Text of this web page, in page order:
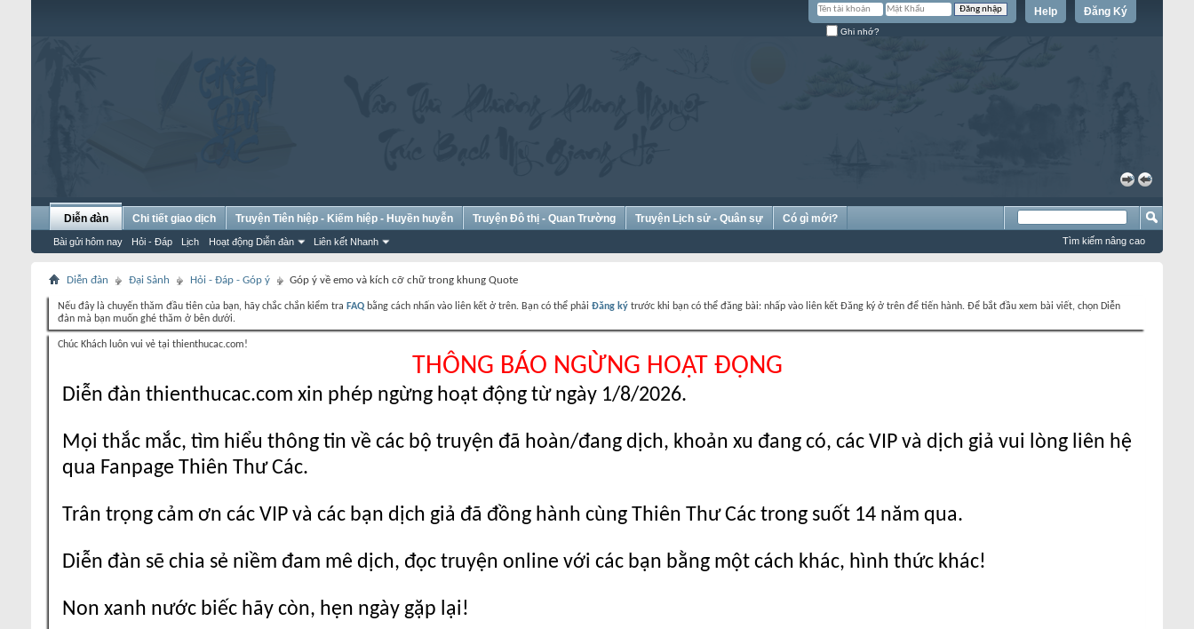
Đăng Ký
Help
Ghi nhớ?
«
»
Diễn đàn
Bài gửi hôm nay Hỏi - Đáp Lịch Hoạt động Diễn đàn Liên kết Nhanh
Chi tiết giao dịch Truyện Tiên hiệp - Kiếm hiệp - Huyền huyễn Truyện Đô thị - Quan Trường Truyện Lịch sử - Quân sự Có gì mới?
Tìm kiếm nâng cao
Diễn đàn Đại Sảnh Hỏi - Đáp - Góp ý Góp ý về emo và kích cỡ chữ trong khung Quote
Nếu đây là chuyến thăm đầu tiên của bạn, hãy chắc chắn kiểm tra FAQ bằng cách nhấn vào liên kết ở trên. Bạn có thể phải Đăng ký trước khi bạn có thể đăng bài: nhấp vào liên kết Đăng ký ở trên để tiến hành. Để bắt đầu xem bài viết, chọn Diễn
đàn mà bạn muốn ghé thăm ở bên dưới.
Chúc Khách luôn vui vẻ tại thienthucac.com!
THÔNG BÁO NGỪNG HOẠT ĐỘNG
Diễn đàn thienthucac.com xin phép ngừng hoạt động từ ngày 1/8/2026.
Mọi thắc mắc, tìm hiểu thông tin về các bộ truyện đã hoàn/đang dịch, khoản xu đang có, các VIP và dịch giả vui lòng liên hệ
qua Fanpage Thiên Thư Các.
Trân trọng cảm ơn các VIP và các bạn dịch giả đã đồng hành cùng Thiên Thư Các trong suốt 14 năm qua.
Diễn đàn sẽ chia sẻ niềm đam mê dịch, đọc truyện online với các bạn bằng một cách khác, hình thức khác!
Non xanh nước biếc hãy còn, hẹn ngày gặp lại!